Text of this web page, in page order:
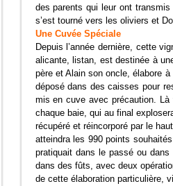
des parents qui leur ont
s’est tourné vers les oliviers et
Une Cuvée Spéciale
Depuis l’année dernière, cette
alicante, listan, est destinée à
père et Alain son oncle, élabore
déposé dans des caisses pour
mis en cuve avec précaution.
chaque baie, qui au final
récupéré et réincorporé par le
atteindra les 990 points
pratiquait dans le passé ou
dans des fûts, avec deux
de cette élaboration particulière,